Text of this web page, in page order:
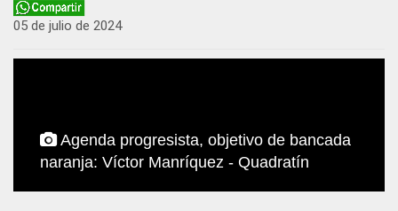
05 de julio de 2024
Agenda progresista, objetivo de bancada
naranja: Víctor Manríquez - Quadratín